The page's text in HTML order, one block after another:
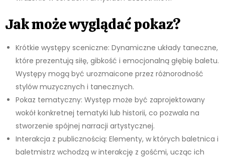
Jak może wyglądać pokaz?
Krótkie występy sceniczne: Dynamiczne układy taneczne,
które prezentują siłę, gibkość i emocjonalną głębię baletu.
Występy mogą być urozmaicone przez różnorodność
stylów muzycznych i tanecznych.
Pokaz tematyczny: Występ może być zaprojektowany
wokół konkretnej tematyki lub historii, co pozwala na
stworzenie spójnej narracji artystycznej.
Interakcja z publicznością: Elementy, w których baletnica i
baletmistrz wchodzą w interakcję z gośćmi, ucząc ich